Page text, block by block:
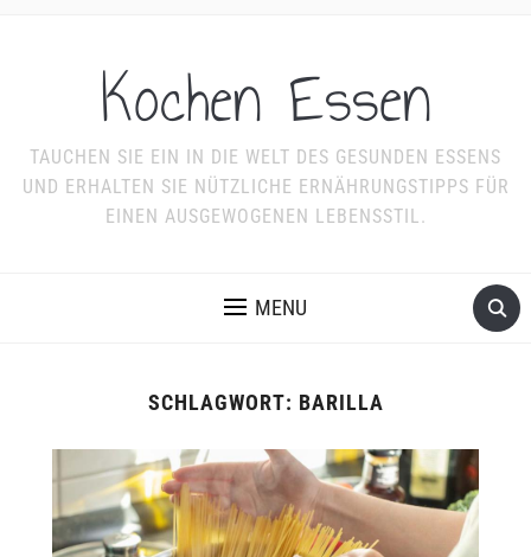
Kochen Essen
TAUCHEN SIE EIN IN DIE WELT DES GESUNDEN ESSENS
UND ERHALTEN SIE NÜTZLICHE ERNÄHRUNGSTIPPS FÜR
EINEN AUSGEWOGENEN LEBENSSTIL.
MENU
SCHLAGWORT: BARILLA